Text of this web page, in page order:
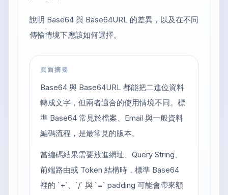
說明 Base64 與 Base64URL 的差異，以及在不同
傳輸情境下應該如何選擇。
頁面摘要
Base64 與 Base64URL 都能把二進位資料
轉成文字，但兩者適合的使用情境不同。標
準 Base64 常見於檔案、Email 與一般資料
編碼流程，是最常見的版本。
當編碼結果需要放進網址、Query String、
前端路由或 Token 結構時，標準 Base64
裡的 `+`、`/` 與 `=` padding 可能會帶來額